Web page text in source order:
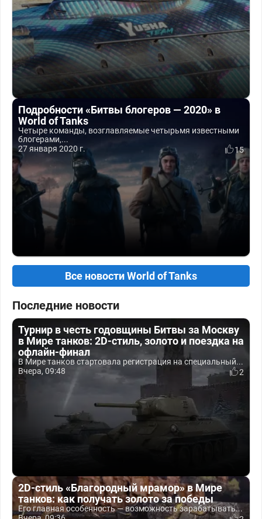
Подробности «Битвы блогеров — 2020» в
World of Tanks
Четыре команды, возглавляемые четырьмя известными
блогерами,...
27 января 2020 г.
15
Все новости World of Tanks
Последние новости
Турнир в честь годовщины Битвы за Москву
в Мире танков: 2D-стиль, золото и поездка на
офлайн-финал
В Мире танков стартовала регистрация на специальный...
Вчера, 09:48
2
2D-стиль «Благородный мрамор» в Мире
танков: как получать золото за победы
Его главная особенность — возможность зарабатывать...